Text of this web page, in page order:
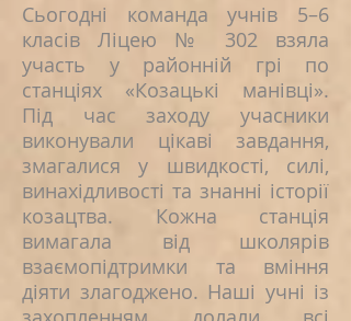
Сьогодні команда учнів 5–6
класів Ліцею № 302 взяла
участь у районній грі по
станціях «Козацькі манівці».
Під час заходу учасники
виконували цікаві завдання,
змагалися у швидкості, силі,
винахідливості та знанні історії
козацтва. Кожна станція
вимагала від школярів
взаємопідтримки та вміння
діяти злагоджено. Наші учні із